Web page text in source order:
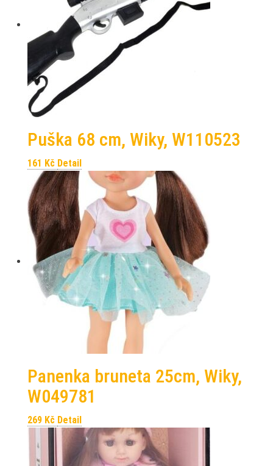
Puška 68 cm, Wiky, W110523
161 Kč Detail
Panenka bruneta 25cm, Wiky,
W049781
269 Kč Detail